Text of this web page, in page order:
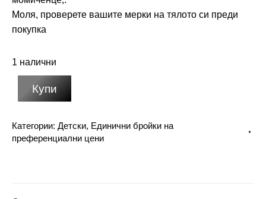
Моля, проверете вашите мерки на тялото си преди
покупка
1 налични
Купи
Категории: Детски, Единични бройки на
преференциални цени